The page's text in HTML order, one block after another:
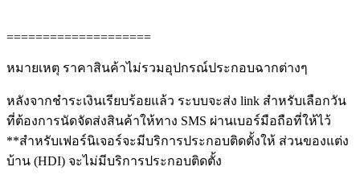
====================
หมายเหตุ ราคาสินค้าไม่รวมอุปกรณ์ประกอบฉากต่างๆ
หลังจากชำระเงินเรียบร้อยแล้ว ระบบจะส่ง link สำหรับเลือกวัน
ที่ต้องการนัดจัดส่งสินค้าให้ทาง SMS ผ่านเบอร์มือถือที่ให้ไว้
**สำหรับเฟอร์นิเจอร์จะมีบริการประกอบติดตั้งให้ ส่วนของแต่ง
บ้าน (HDI) จะไม่มีบริการประกอบติดตั้ง